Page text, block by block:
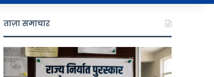
ताज़ा समाचार